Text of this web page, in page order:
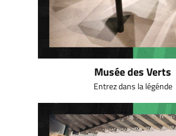
Musée des Verts
Entrez dans la légénde